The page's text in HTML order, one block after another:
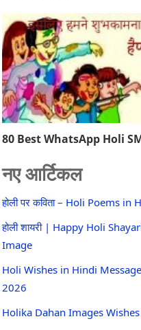
80 Best WhatsApp Holi
नए आर्टिकल
होली पर कविता – Holi Poems in
होली शायरी | Happy Holi
Image
Holi Wishes in Hindi
2026
Holika Dahan Images